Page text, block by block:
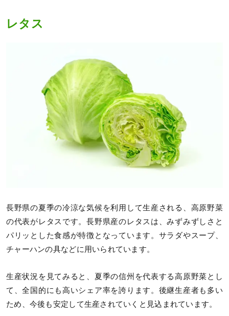
レタス
長野県の夏季の冷涼な気候を利用して生産される、高原野菜
の代表がレタスです。長野県産のレタスは、みずみずしさと
パリッとした食感が特徴となっています。サラダやスープ、
チャーハンの具などに用いられています。
生産状況を見てみると、夏季の信州を代表する高原野菜とし
て、全国的にも高いシェア率を誇ります。後継生産者も多い
ため、今後も安定して生産されていくと見込まれています。